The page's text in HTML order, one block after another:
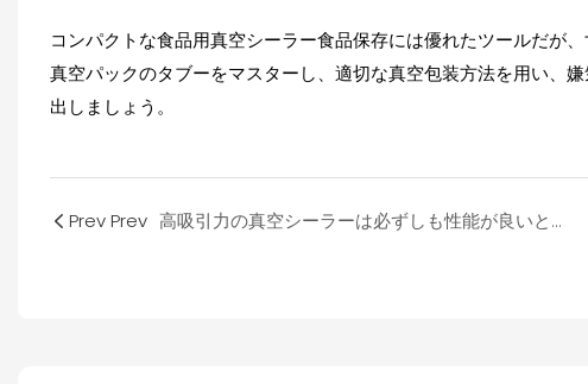
コンパクトな食品用真空シーラー食品保存には優れたツールだが
真空パックのタブーをマスターし、適切な真空包装方法を用い、
出しましょう。
Prev Prev 高吸引力の真空シーラーは必ずしも性能が良いとは限らない？真実を暴く